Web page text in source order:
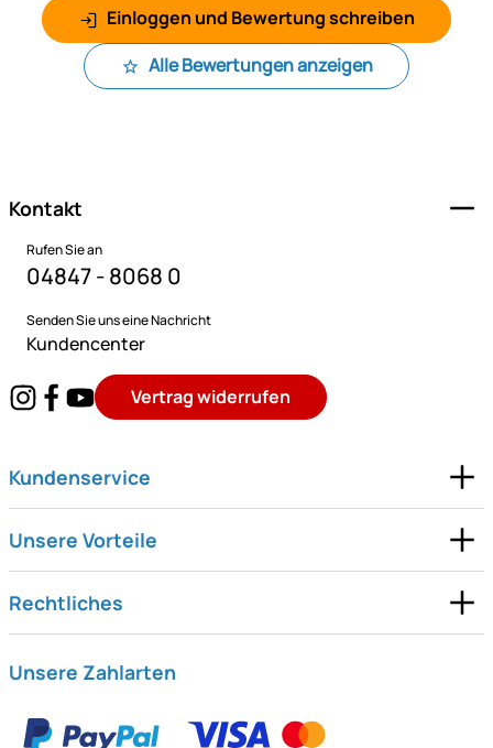
Einloggen und Bewertung schreiben
Alle Bewertungen anzeigen
Kontakt
Rufen Sie an
04847 - 8068 0
Senden Sie uns eine Nachricht
Kundencenter
Vertrag widerrufen
Kundenservice
Unsere Vorteile
Rechtliches
Unsere Zahlarten